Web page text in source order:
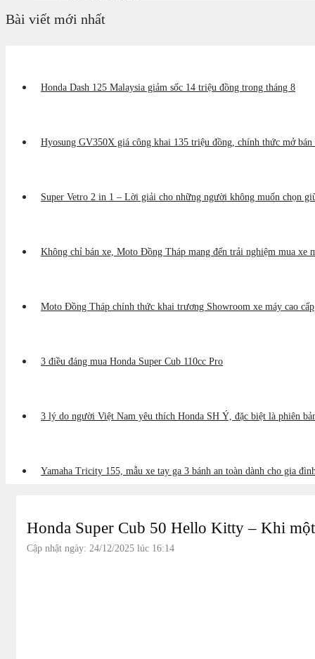
Bài viết mới nhất
Honda Dash 125 Malaysia giảm sốc 14 triệu đồng trong tháng 8
Hyosung GV350X giá công khai 135 triệu đồng, chính thức mở
Super Vetro 2 in 1 – Lời giải cho những người không muốn chọn
Không chỉ bán xe, Moto Đồng Tháp mang đến trải nghiệm mua xe
Moto Đồng Tháp chính thức khai trương Showroom xe máy cao cấp
3 điều đáng mua Honda Super Cub 110cc Pro
3 lý do người Việt Nam yêu thích Honda SH Ý, đặc biệt là phiên
Yamaha Tricity 155, mẫu xe tay ga 3 bánh an toàn dành cho gia
Honda Super Cub 50 Hello Kitty – Khi
Cập nhật ngày: 24/12/2025 lúc 16:14